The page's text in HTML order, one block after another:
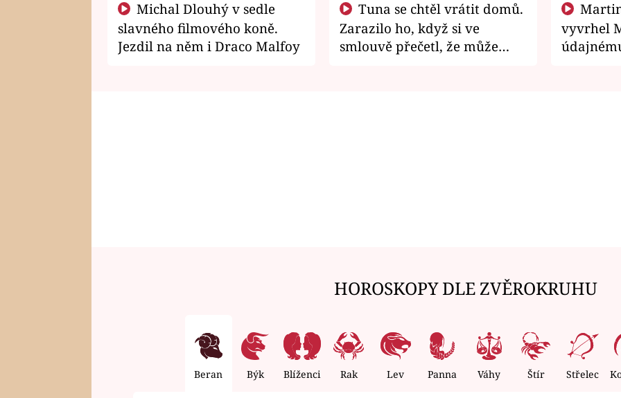
slavného filmového koně.
Jezdil na něm i Draco Malfoy
Zarazilo ho, když si ve
smlouvě přečetl, že může
vyvrhel
HOROSKOPY DLE ZVĚROKRUHU
Beran Býk Blíženci Rak Lev Panna Váhy Štír Střelec